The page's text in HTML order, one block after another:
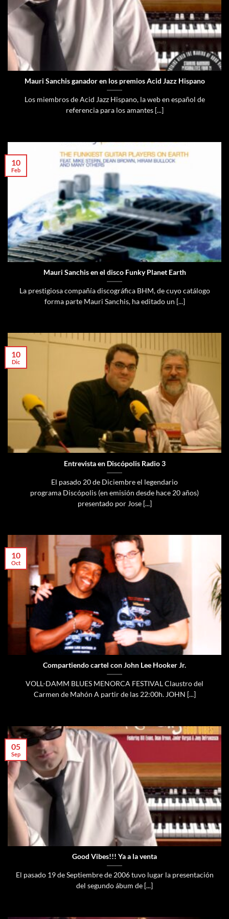
Mauri Sanchis ganador en los premios Acid Jazz Hispano
Los miembros de Acid Jazz Hispano, la web en español de
referencia para los amantes [...]
Mauri Sanchis en el disco Funky Planet Earth
La prestigiosa compañía discográfica BHM, de cuyo catálogo
forma parte Mauri Sanchis, ha editado un [...]
10
Feb
Entrevista en Discópolis Radio 3
El pasado 20 de Diciembre el legendario
programa Discópolis (en emisión desde hace 20 años)
presentado por Jose [...]
10
Dic
Compartiendo cartel con John Lee Hooker Jr.
VOLL-DAMM BLUES MENORCA FESTIVAL Claustro del
Carmen de Mahón A partir de las 22:00h. JOHN [...]
10
Oct
Good Vibes!!! Ya a la venta
El pasado 19 de Septiembre de 2006 tuvo lugar la presentación
del segundo ábum de [...]
05
Sep